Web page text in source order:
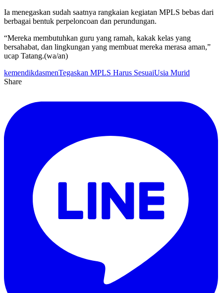
Ia menegaskan sudah saatnya rangkaian kegiatan MPLS bebas dari
berbagai bentuk perpeloncoan dan perundungan.
“Mereka membutuhkan guru yang ramah, kakak kelas yang
bersahabat, dan lingkungan yang membuat mereka merasa aman,”
ucap Tatang.(wa/an)
kemendikdasmenTegaskan MPLS Harus SesuaiUsia Murid
Share